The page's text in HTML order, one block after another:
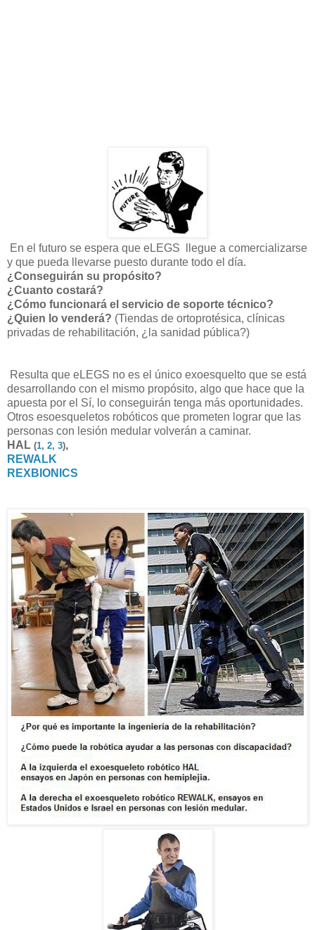
En el futuro se espera que eLEGS llegue a comercializarse
y que pueda llevarse puesto durante todo el día.
¿Conseguirán su propósito?
¿Cuanto costará?
¿Cómo funcionará el servicio de soporte técnico?
¿Quien lo venderá? (Tiendas de ortoprotésica, clínicas
privadas de rehabilitación, ¿la sanidad pública?)
Resulta que eLEGS no es el único exoesquelto que se está
desarrollando con el mismo propósito, algo que hace que la
apuesta por el Sí, lo conseguirán tenga más oportunidades.
Otros esoesqueletos robóticos que prometen lograr que las
personas con lesión medular volverán a caminar.
HAL (1, 2, 3),
REWALK
REXBIONICS